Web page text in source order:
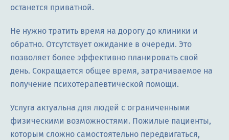
останется приватной.
Не нужно тратить время на дорогу до клиники и
обратно. Отсутствует ожидание в очереди. Это
позволяет более эффективно планировать свой
день. Сокращается общее время, затрачиваемое на
получение психотерапевтической помощи.
Услуга актуальна для людей с ограниченными
физическими возможностями. Пожилые пациенты,
которым сложно самостоятельно передвигаться,